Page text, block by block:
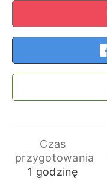
Czas
przygotowania
1 godzina
godzinę